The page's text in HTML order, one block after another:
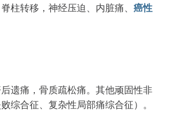
柱转移，神经压迫、内脏痛、 癌性
遗痛，骨质疏松痛。其他顽固性非
综合征、复杂性局部痛综合征）。